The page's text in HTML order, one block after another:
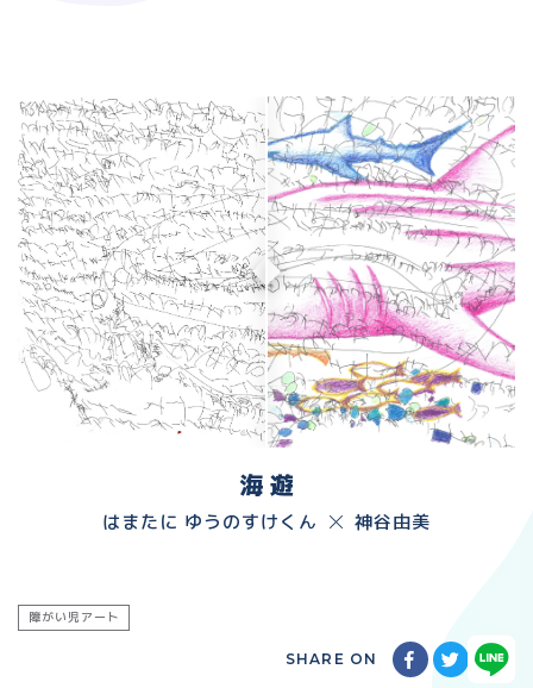
海 遊
はまたに ゆうのすけくん 神谷由美
障がい児アート
SHARE ON